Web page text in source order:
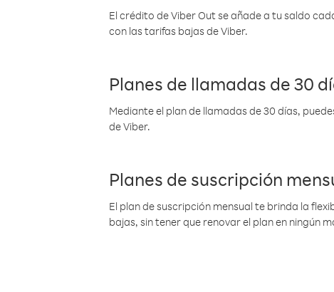
El crédito de Viber Out se añade a tu saldo
con las tarifas bajas de Viber.
Planes de llamadas de 30
Mediante el plan de llamadas de 30 días,
de Viber.
Planes de suscripción
El plan de suscripción mensual te brinda la
bajas, sin tener que renovar el plan en ningún